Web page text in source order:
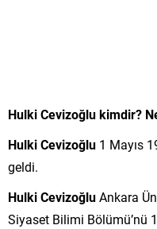
Hulki Cevizoğlu kimdir?
Hulki Cevizoğlu 1 Mayıs
geldi.
Hulki CevizoğluAnkara
Siyaset Bilimi Bölümü’nü